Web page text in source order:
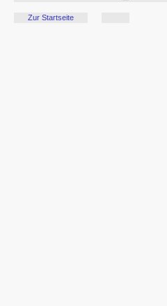
Zur Startseite